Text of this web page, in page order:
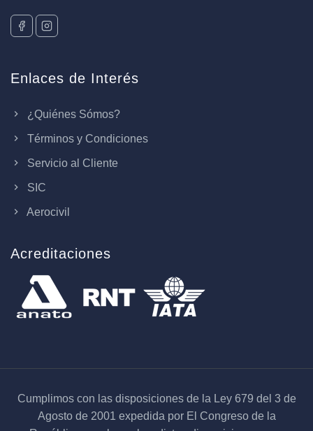
Enlaces de Interés
¿Quiénes Sómos?
Términos y Condiciones
Servicio al Cliente
SIC
Aerocivil
Acreditaciones
Cumplimos con las disposiciones de la Ley 679 del 3 de
Agosto de 2001 expedida por El Congreso de la